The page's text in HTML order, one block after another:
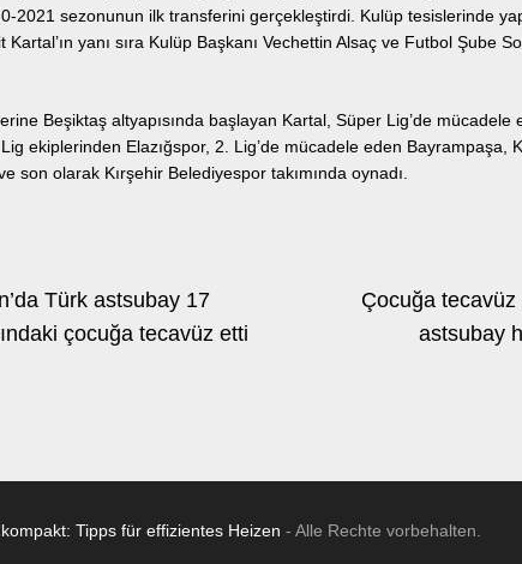
2021 sezonunun ilk transferini gerçekleştirdi. Kulüp tesislerinde
Kartal’ın yanı sıra Kulüp Başkanı Vechettin Alsaç ve Futbol Şube
Beşiktaş altyapısında başlayan Kartal, Süper Lig’de mücadele
Lig ekiplerinden Elazığspor, 2. Lig’de mücadele eden Bayrampaşa,
son olarak Kırşehir Belediyespor takımında oynadı.
Türk astsubay 17
çocuğa tecavüz etti
Çocuğa
astsubay
Tipps für effizientes Heizen - Alle Rechte vorbehalten.